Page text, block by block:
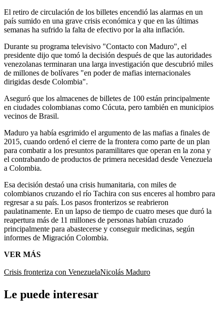
El retiro de circulación de los billetes encendió las alarmas en un
país sumido en una grave crisis económica y que en las últimas
semanas ha sufrido la falta de efectivo por la alta inflación.
Durante su programa televisivo "Contacto con Maduro", el
presidente dijo que tomó la decisión después de que las autoridades
venezolanas terminaran una larga investigación que descubrió miles
de millones de bolívares "en poder de mafias internacionales
dirigidas desde Colombia".
Aseguró que los almacenes de billetes de 100 están principalmente
en ciudades colombianas como Cúcuta, pero también en municipios
vecinos de Brasil.
Maduro ya había esgrimido el argumento de las mafias a finales de
2015, cuando ordenó el cierre de la frontera como parte de un plan
para combatir a los presuntos paramilitares que operan en la zona y
el contrabando de productos de primera necesidad desde Venezuela
a Colombia.
Esa decisión destaó una crisis humanitaria, con miles de
colombianos cruzando el río Tachira con sus enceres al hombro para
regresar a su país. Los pasos fronterizos se reabrieron
paulatinamente. En un lapso de tiempo de cuatro meses que duró la
reapertura más de 11 millones de personas habían cruzado
principalmente para abastecerse y conseguir medicinas, según
informes de Migración Colombia.
VER MÁS
Crisis fronteriza con VenezuelaNicolás Maduro
Le puede interesar